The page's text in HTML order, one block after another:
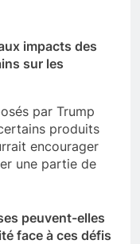
impacts des
sur les
par Trump
produits
encourager
une partie de
peuvent-elles
face à ces défis